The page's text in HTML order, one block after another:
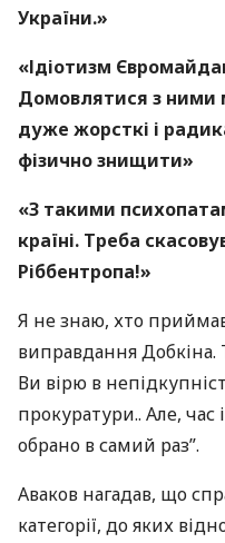
України.»
«Ідіотизм
Домовлятися з ними
дуже жорсткі і
фізично знищити»
«З такими
країні. Треба
Ріббентропа!»
Я не знаю, хто
виправдання Добкіна.
Ви вірю в
прокуратури.. Але, час
обрано в самий раз”.
Аваков нагадав, що
категорії, до яких